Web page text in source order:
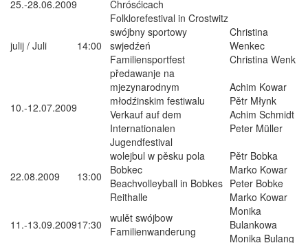
25.-28.06.2009
Chrósćicach
Folklorefestival in Crostwitz
julij / Juli
14:00
swójbny sportowy
swjedźeń
Familiensportfest
Christina
Wenkec
Christina Wenk
10.-12.07.2009
předawanje na
mjezynarodnym
młodźinskim festiwalu
Verkauf auf dem
Internationalen
Jugendfestival
Achim Kowar
Pětr Młynk
Achim Schmidt
Peter Müller
22.08.2009 13:00
wolejbul w pěsku pola
Bobkec
Beachvolleyball in Bobkes
Reithalle
Pětr Bobka
Marko Kowar
Peter Bobke
Marko Kowar
11.-13.09.200917:30
wulět swójbow
Familienwanderung
Monika
Bulankowa
Monika Bulang